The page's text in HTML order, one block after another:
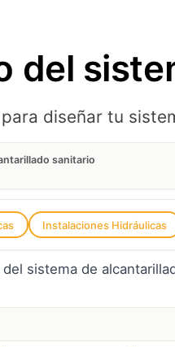
del
diseñar tu
sanitario
Instalaciones Hidráulicas